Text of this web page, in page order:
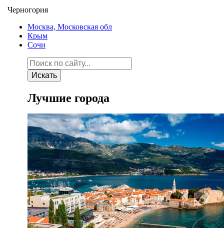
Черногория
Москва, Московская обл
Крым
Сочи
Искать
Лучшие города